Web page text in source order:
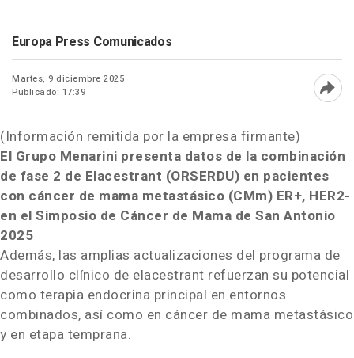
Europa Press Comunicados
Martes, 9 diciembre 2025
Publicado: 17:39
(Información remitida por la empresa firmante)
El Grupo Menarini presenta datos de la combinación
de fase 2 de Elacestrant (ORSERDU) en pacientes
con cáncer de mama metastásico (CMm) ER+, HER2-
en el Simposio de Cáncer de Mama de San Antonio
2025
Además, las amplias actualizaciones del programa de
desarrollo clínico de elacestrant refuerzan su potencial
como terapia endocrina principal en entornos
combinados, así como en cáncer de mama metastásico
y en etapa temprana.